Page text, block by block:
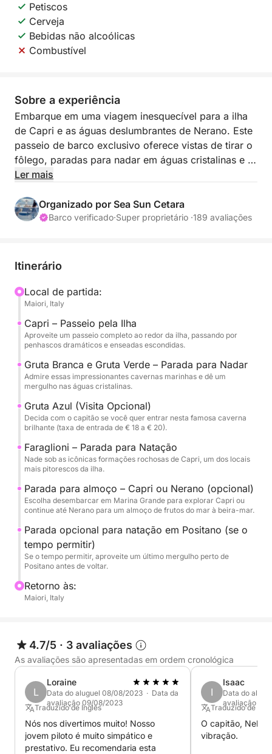
Petiscos
Cerveja
Bebidas não alcoólicas
Combustível
Sobre a experiência
Embarque em uma viagem inesquecível para a ilha
de Capri e as águas deslumbrantes de Nerano. Este
passeio de barco exclusivo oferece vistas de tirar o
fôlego, paradas para nadar em águas cristalinas e a
liberdade de explorar no seu próprio ritmo. Quer
nadar sob o icônico Faraglioni ou desfrutar de um
almoço à beira-mar em Nerano, este passeio é a
litoral, absorvendo vistas espetaculares. O passeio
inclui um circuito completo pela ilha, com paradas
na Gruta Branca e na Gruta Verde — duas
maravilhas naturais com águas vibrantes, perfeitas
para fotos e natação. Você também terá a opção de
visitar a famosa Gruta Azul, onde um pequeno
passeio de barco o levará para dentro de sua
caverna azul brilhante (taxa de entrada de € 18 a €
20, a ser decidida com o capitão). Em seguida,
paramos nas icônicas formações rochosas de
pontos mais pitorescos da ilha.
renomado restaurante à beira-mar em Nerano,
famoso por seu espaguete alla Nerano, ou
desembarcar em Capri para explorar a ilha no seu
próprio ritmo. O capitão marcará um ponto de
encontro para seu retorno. No caminho de volta, se
o tempo permitir, podemos fazer uma parada
adicional para nadar em Positano antes de navegar
de volta.
cerveja, lanches, equipamento de mergulho com
snorkel, boias. Quer você escolha explorar as ruas
animadas de Capri ou simplesmente relaxar a
bordo, este passeio de barco privado promete um
dia inesquecível no Mediterrâneo.
Ler mais
Organizado por Sea Sun Cetara
Barco verificado·Super proprietário ·189 avaliações
Itinerário
Local de partida:
Maiori, Italy
Capri – Passeio pela Ilha
Aproveite um passeio completo ao redor da ilha, passando por
penhascos dramáticos e enseadas escondidas.
Gruta Branca e Gruta Verde – Parada para Nadar
Admire essas impressionantes cavernas marinhas e dê um
mergulho nas águas cristalinas.
Gruta Azul (Visita Opcional)
Decida com o capitão se você quer entrar nesta famosa caverna
brilhante (taxa de entrada de € 18 a € 20).
Faraglioni – Parada para Natação
Nade sob as icônicas formações rochosas de Capri, um dos locais
mais pitorescos da ilha.
Parada para almoço – Capri ou Nerano (opcional)
Escolha desembarcar em Marina Grande para explorar Capri ou
continue até Nerano para um almoço de frutos do mar à beira-mar.
Parada opcional para natação em Positano (se o
tempo permitir)
Se o tempo permitir, aproveite um último mergulho perto de
Positano antes de voltar.
Retorno às:
Maiori, Italy
4.7/5 · 3 avaliações
As avaliações são apresentadas em ordem cronológica
L
Loraine
Data do aluguel 08/08/2023 · Data da
avaliação 09/08/2023
Traduzido de Inglês
Nós nos divertimos muito! Nosso
jovem piloto é muito simpático e
prestativo. Eu recomendaria esta
I
Isaac
Data do
avaliação 29/
Traduzido de
O capitão, Nello,
vibração.